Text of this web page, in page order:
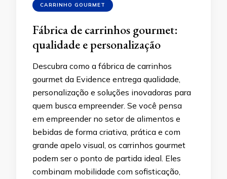
CARRINHO GOURMET
Fábrica de carrinhos gourmet:
qualidade e personalização
Descubra como a fábrica de carrinhos
gourmet da Evidence entrega qualidade,
personalização e soluções inovadoras para
quem busca empreender. Se você pensa
em empreender no setor de alimentos e
bebidas de forma criativa, prática e com
grande apelo visual, os carrinhos gourmet
podem ser o ponto de partida ideal. Eles
combinam mobilidade com sofisticação,